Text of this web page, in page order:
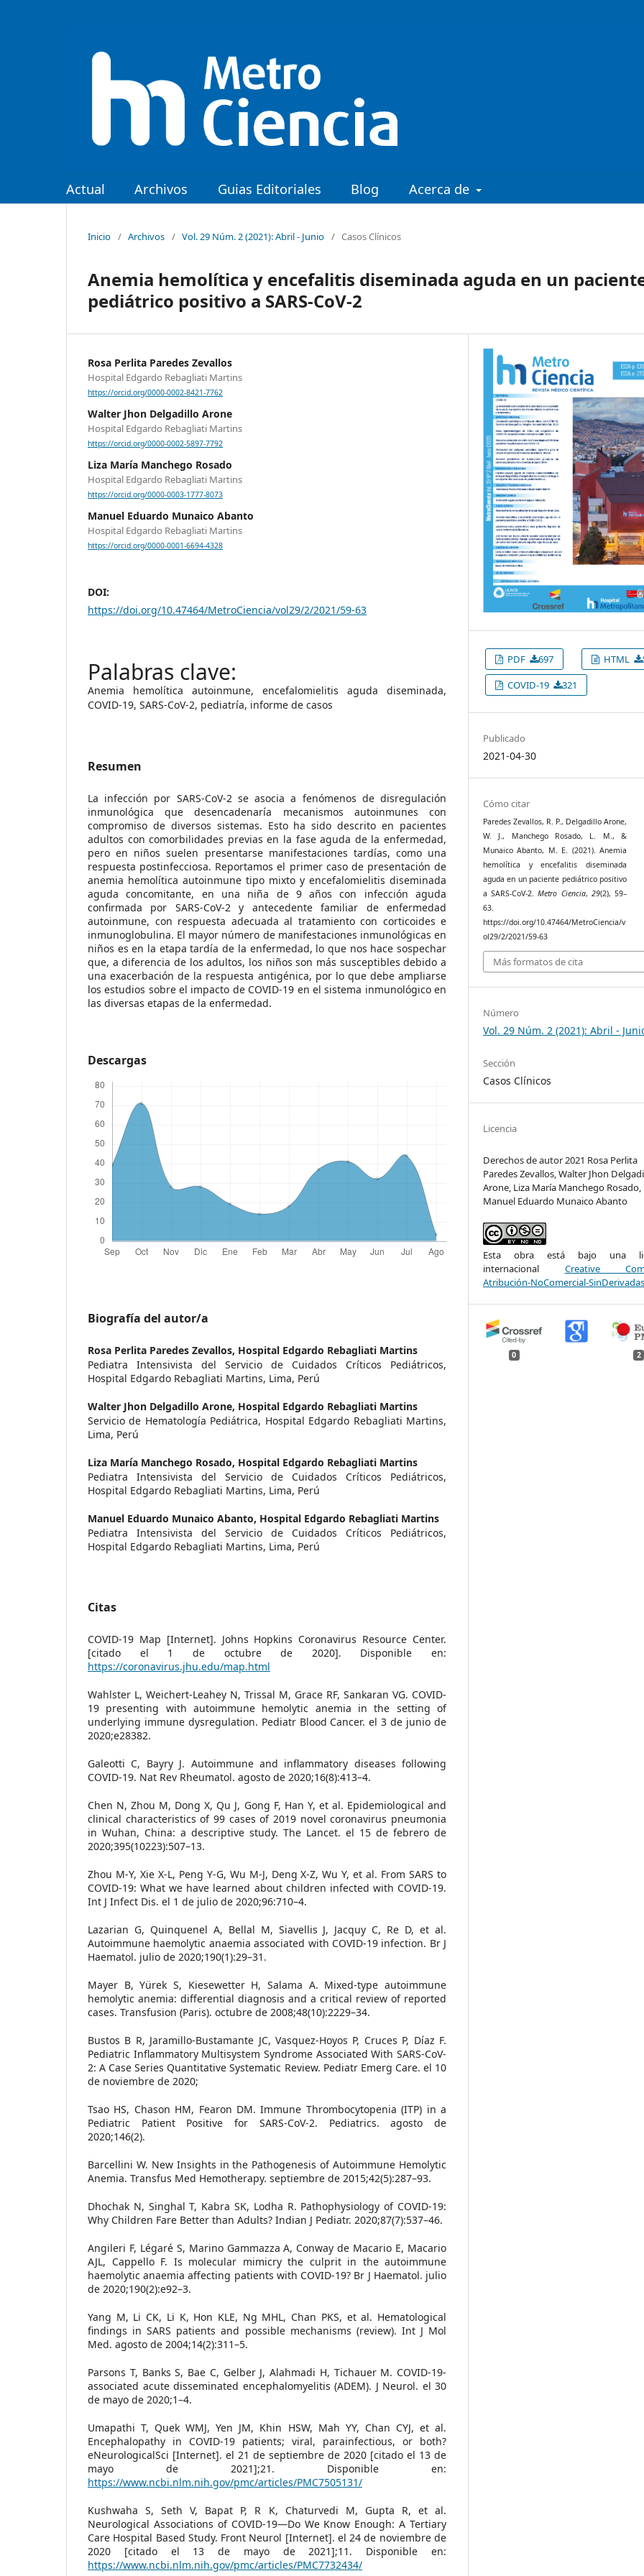
Actual Archivos Guias Editoriales Blog Acerca de
Inicio / Archivos / Vol. 29 Núm. 2 (2021): Abril - Junio / Casos Clínicos
Anemia hemolítica y encefalitis diseminada aguda en un
pediátrico positivo a SARS-CoV-2
Rosa Perlita Paredes Zevallos
Hospital Edgardo Rebagliati Martins
https://orcid.org/0000-0002-8421-7762
Walter Jhon Delgadillo Arone
Hospital Edgardo Rebagliati Martins
https://orcid.org/0000-0002-5897-7792
Liza María Manchego Rosado
Hospital Edgardo Rebagliati Martins
https://orcid.org/0000-0003-1777-8073
Manuel Eduardo Munaico Abanto
Hospital Edgardo Rebagliati Martins
https://orcid.org/0000-0001-6694-4328
DOI:
https://doi.org/10.47464/MetroCiencia/vol29/2/2021/59-63
Anemia hemolítica autoinmune, encefalomielitis aguda diseminada,
COVID-19, SARS-CoV-2, pediatría, informe de casos
Resumen
La infección por SARS-CoV-2 se asocia a fenómenos de disregulación
inmunológica que desencadenaría mecanismos autoinmunes con
compromiso de diversos sistemas. Esto ha sido descrito en pacientes
adultos con comorbilidades previas en la fase aguda de la enfermedad,
pero en niños suelen presentarse manifestaciones tardías, como una
respuesta postinfecciosa. Reportamos el primer caso de presentación de
anemia hemolítica autoinmune tipo mixto y encefalomielitis diseminada
aguda concomitante, en una niña de 9 años con infección aguda
confirmada por SARS-CoV-2 y antecedente familiar de enfermedad
autoinmune, con respuesta adecuada al tratamiento con corticoides e
inmunoglobulina. El mayor número de manifestaciones inmunológicas en
niños es en la etapa tardía de la enfermedad, lo que nos hace sospechar
que, a diferencia de los adultos, los niños son más susceptibles debido a
una exacerbación de la respuesta antigénica, por lo que debe ampliarse
los estudios sobre el impacto de COVID-19 en el sistema inmunológico en
las diversas etapas de la enfermedad.
Descargas
Biografía del autor/a
Rosa Perlita Paredes Zevallos, Hospital Edgardo Rebagliati Martins
Pediatra Intensivista del Servicio de Cuidados Críticos Pediátricos,
Hospital Edgardo Rebagliati Martins, Lima, Perú
Walter Jhon Delgadillo Arone, Hospital Edgardo Rebagliati Martins
Servicio de Hematología Pediátrica, Hospital Edgardo Rebagliati Martins,
Lima, Perú
Liza María Manchego Rosado, Hospital Edgardo Rebagliati Martins
Pediatra Intensivista del Servicio de Cuidados Críticos Pediátricos,
Hospital Edgardo Rebagliati Martins, Lima, Perú
Manuel Eduardo Munaico Abanto, Hospital Edgardo Rebagliati Martins
Pediatra Intensivista del Servicio de Cuidados Críticos Pediátricos,
Hospital Edgardo Rebagliati Martins, Lima, Perú
Citas
COVID-19 Map [Internet]. Johns Hopkins Coronavirus Resource Center.
[citado el 1 de octubre de 2020]. Disponible en:
https://coronavirus.jhu.edu/map.html
Wahlster L, Weichert-Leahey N, Trissal M, Grace RF, Sankaran VG. COVID-
19 presenting with autoimmune hemolytic anemia in the setting of
underlying immune dysregulation. Pediatr Blood Cancer. el 3 de junio de
2020;e28382.
Galeotti C, Bayry J. Autoimmune and inflammatory diseases following
COVID-19. Nat Rev Rheumatol. agosto de 2020;16(8):413–4.
Chen N, Zhou M, Dong X, Qu J, Gong F, Han Y, et al. Epidemiological and
clinical characteristics of 99 cases of 2019 novel coronavirus pneumonia
in Wuhan, China: a descriptive study. The Lancet. el 15 de febrero de
2020;395(10223):507–13.
Zhou M-Y, Xie X-L, Peng Y-G, Wu M-J, Deng X-Z, Wu Y, et al. From SARS to
COVID-19: What we have learned about children infected with COVID-19.
Int J Infect Dis. el 1 de julio de 2020;96:710–4.
Lazarian G, Quinquenel A, Bellal M, Siavellis J, Jacquy C, Re D, et al.
Autoimmune haemolytic anaemia associated with COVID-19 infection. Br J
Haematol. julio de 2020;190(1):29–31.
Mayer B, Yürek S, Kiesewetter H, Salama A. Mixed-type autoimmune
hemolytic anemia: differential diagnosis and a critical review of reported
cases. Transfusion (Paris). octubre de 2008;48(10):2229–34.
Bustos B R, Jaramillo-Bustamante JC, Vasquez-Hoyos P, Cruces P, Díaz F.
Pediatric Inflammatory Multisystem Syndrome Associated With SARS-CoV-
2: A Case Series Quantitative Systematic Review. Pediatr Emerg Care. el 10
de noviembre de 2020;
Tsao HS, Chason HM, Fearon DM. Immune Thrombocytopenia (ITP) in a
Pediatric Patient Positive for SARS-CoV-2. Pediatrics. agosto de
2020;146(2).
Barcellini W. New Insights in the Pathogenesis of Autoimmune Hemolytic
Anemia. Transfus Med Hemotherapy. septiembre de 2015;42(5):287–93.
Dhochak N, Singhal T, Kabra SK, Lodha R. Pathophysiology of COVID-19:
Why Children Fare Better than Adults? Indian J Pediatr. 2020;87(7):537–46.
Angileri F, Légaré S, Marino Gammazza A, Conway de Macario E, Macario
AJL, Cappello F. Is molecular mimicry the culprit in the autoimmune
haemolytic anaemia affecting patients with COVID-19? Br J Haematol. julio
de 2020;190(2):e92–3.
Yang M, Li CK, Li K, Hon KLE, Ng MHL, Chan PKS, et al. Hematological
findings in SARS patients and possible mechanisms (review). Int J Mol
Med. agosto de 2004;14(2):311–5.
Parsons T, Banks S, Bae C, Gelber J, Alahmadi H, Tichauer M. COVID-19-
associated acute disseminated encephalomyelitis (ADEM). J Neurol. el 30
de mayo de 2020;1–4.
Umapathi T, Quek WMJ, Yen JM, Khin HSW, Mah YY, Chan CYJ, et al.
Encephalopathy in COVID-19 patients; viral, parainfectious, or both?
eNeurologicalSci [Internet]. el 21 de septiembre de 2020 [citado el 13 de
mayo de 2021];21. Disponible en:
https://www.ncbi.nlm.nih.gov/pmc/articles/PMC7505131/
Kushwaha S, Seth V, Bapat P, R K, Chaturvedi M, Gupta R, et al.
Neurological Associations of COVID-19—Do We Know Enough: A Tertiary
Care Hospital Based Study. Front Neurol [Internet]. el 24 de noviembre de
2020 [citado el 13 de mayo de 2021];11. Disponible en:
https://www.ncbi.nlm.nih.gov/pmc/articles/PMC7732434/
PDF 697 HTML
COVID-19
321
Publicado
2021-04-30
Cómo citar
Paredes Zevallos, R. P., Delgadillo Arone,
W. J., Manchego Rosado, L. M., &
Munaico Abanto, M. E. (2021). Anemia
hemolítica y encefalitis diseminada
aguda en un paciente pediátrico positivo
a SARS-CoV-2.Metro Ciencia, 29(2), 59–
63.
https://doi.org/10.47464/MetroCiencia/v
ol29/2/2021/59-63
Más formatos de cita
Número
Vol. 29 Núm. 2 (2021): Abril -
Sección
Casos Clínicos
Licencia
Derechos de autor 2021 Rosa Perlita
Paredes Zevallos, Walter Jhon
Arone, Liza María Manchego Rosado,
Manuel Eduardo Munaico Abanto
Esta obra está bajo una
internacional Creative
Atribución-NoComercial-
0 2